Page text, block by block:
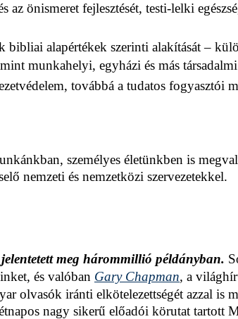
az önismeret fejlesztését, testi-lelki
alapértékek szerinti alakítását –
munkahelyi, egyházi és más
továbbá a tudatos fogyasztói
személyes életünkben is
nemzeti és nemzetközi szervezetekkel.
meg hárommillió példányban.
és valóban Gary Chapman, a
olvasók iránti elkötelezettségét azzal is
nagy sikerű előadói körutat tartott